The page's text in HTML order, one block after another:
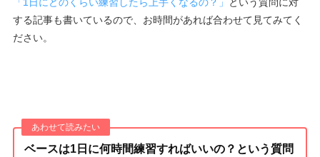
する記事も書いているので、お時間があれば合わせて見てみてく
ださい。
ベースは1日に何時間練習すればいいの？という質問